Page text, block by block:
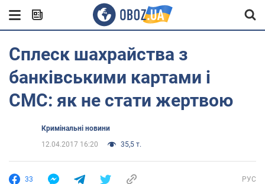
Сплеск шахрайства з
банківськими картами і
СМС: як не стати жертвою
Кримінальні новини
12.04.2017 16:20
35,5 т.
33 РУС